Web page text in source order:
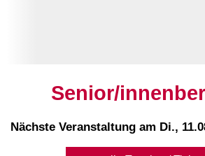
Senior/
Nächste Veranstaltung am Di.,